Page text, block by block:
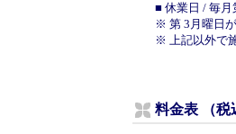
■ 休業日 / 毎月
※ 第 3月曜日
※ 上記以外で
料金表 （税